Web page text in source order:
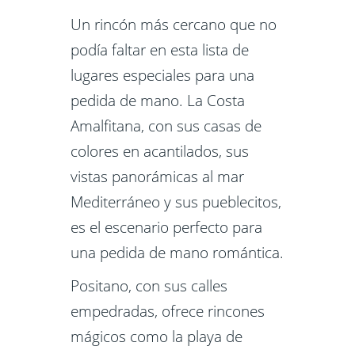
Un rincón más cercano que no
podía faltar en esta lista de
lugares especiales para una
pedida de mano. La Costa
Amalfitana, con sus casas de
colores en acantilados, sus
vistas panorámicas al mar
Mediterráneo y sus pueblecitos,
es el escenario perfecto para
una pedida de mano romántica.
Positano, con sus calles
empedradas, ofrece rincones
mágicos como la playa de